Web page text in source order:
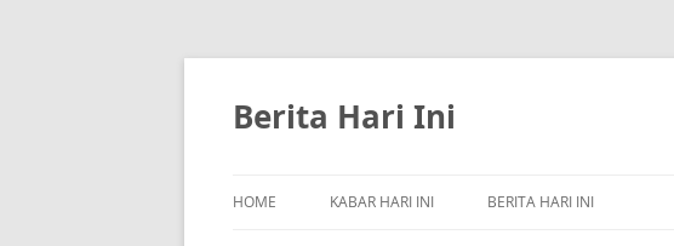
Skip
content
Berita Hari Ini
HOME KABAR HARI INI BERITA HARI INI